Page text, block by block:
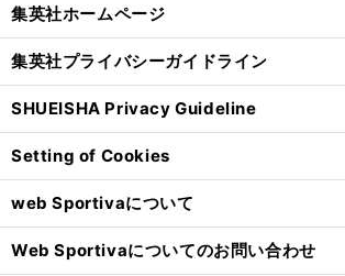
集英社ホームページ
集英社プライバシーガイドライン
SHUEISHA Privacy Guideline
Setting of Cookies
web Sportivaについて
Web Sportivaについてのお問い合わせ